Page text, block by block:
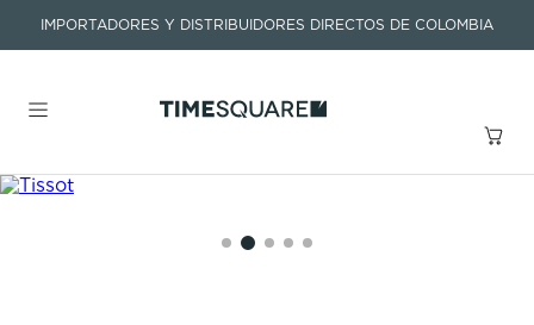
IMPORTADORES Y DISTRIBUIDORES DIRECTOS DE COLOMBIA
Buscar un producto o artículo